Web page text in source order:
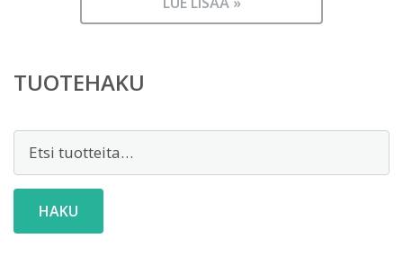
TUOTEHAKU
Etsi:
HAKU